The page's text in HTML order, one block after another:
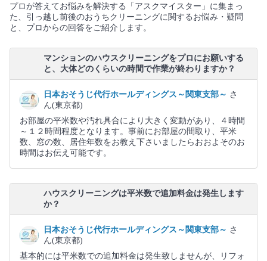
プロが答えてお悩みを解決する「アスクマイスター」に集まっ
た、引っ越し前後のおうちクリーニングに関するお悩み・疑問
と、プロからの回答をご紹介します。
マンションのハウスクリーニングをプロにお願いする
と、大体どのくらいの時間で作業が終わりますか？
日本おそうじ代行ホールディングス～関東支部～ さ
ん(東京都)
お部屋の平米数や汚れ具合により大きく変動があり、４時間
～１２時間程度となります。事前にお部屋の間取り、平米
数、窓の数、居住年数をお教え下さいましたらおおよそのお
時間はお伝え可能です。
ハウスクリーニングは平米数で追加料金は発生します
か？
日本おそうじ代行ホールディングス～関東支部～ さ
ん(東京都)
基本的には平米数での追加料金は発生致しませんが、リフォ